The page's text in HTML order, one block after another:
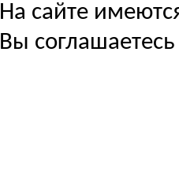
На сайте
Вы